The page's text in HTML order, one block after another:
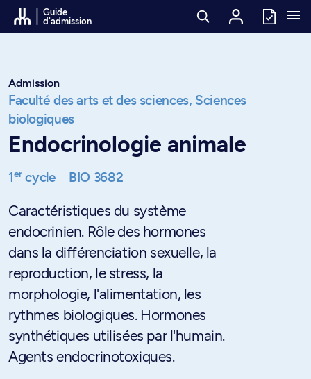
Passer au contenu
Guide
d'admission
Admission
Faculté des arts et des sciences, Sciences
biologiques
Endocrinologie animale
1ercycle BIO 3682
Caractéristiques du système
endocrinien. Rôle des hormones
dans la différenciation sexuelle, la
reproduction, le stress, la
morphologie, l'alimentation, les
rythmes biologiques. Hormones
synthétiques utilisées par l'humain.
Agents endocrinotoxiques.